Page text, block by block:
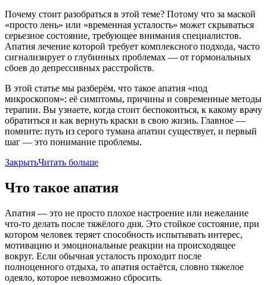
Почему стоит разобраться в этой теме? Потому что за маской
«просто лень» или «временная усталость» может скрываться
серьезное состояние, требующее внимания специалистов.
Апатия лечение которой требует комплексного подхода, часто
сигнализирует о глубинных проблемах — от гормональных
сбоев до депрессивных расстройств.
В этой статье мы разберём, что такое апатия «под
микроскопом»: её симптомы, причины и современные методы
терапии. Вы узнаете, когда стоит беспокоиться, к какому врачу
обратиться и как вернуть краски в свою жизнь. Главное —
помните: путь из серого тумана апатии существует, и первый
шаг — это понимание проблемы.
ЗакрытьЧитать больше
Что такое апатия
Апатия — это не просто плохое настроение или нежелание
что-то делать после тяжёлого дня. Это стойкое состояние, при
котором человек теряет способность испытывать интерес,
мотивацию и эмоциональные реакции на происходящее
вокруг. Если обычная усталость проходит после
полноценного отдыха, то апатия остаётся, словно тяжелое
одеяло, которое невозможно сбросить.